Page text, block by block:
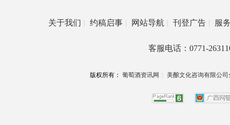
关于我们 | 约稿启事 | 网站导航 | 刊登广告 | 服
客服电话：0771-
版权所有： 葡萄酒资讯网 美酿文化咨询有限公司